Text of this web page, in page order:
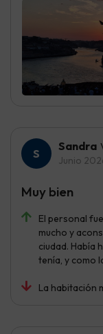
Sandra
Junio
El personal
mucho y
ciudad. Había
tenía, y como
La habitación
Muy bien